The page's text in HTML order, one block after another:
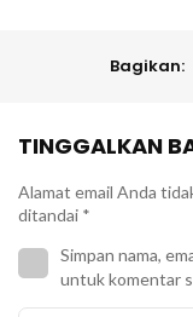
Bagikan:
TINGGALKAN
Alamat email Anda
ditandai *
Simpan nama,
untuk komentar